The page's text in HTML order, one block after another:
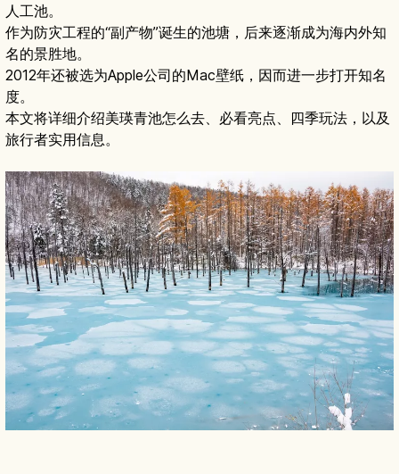
人工池。
作为防灾工程的“副产物”诞生的池塘，后来逐渐成为海内外知
名的景胜地。
2012年还被选为Apple公司的Mac壁纸，因而进一步打开知名
度。
本文将详细介绍美瑛青池怎么去、必看亮点、四季玩法，以及
旅行者实用信息。